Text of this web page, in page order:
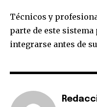
Técnicos y
parte de este
integrarse antes de